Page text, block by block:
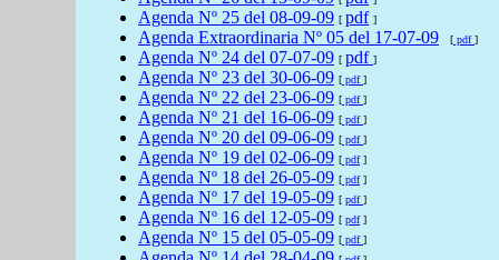
Agenda Nº 25 del 08-09-09 [ pdf ]
Agenda Extraordinaria Nº 05 del 17-07-09 [ pdf]
Agenda Nº 24 del 07-07-09 [ pdf ]
Agenda Nº 23 del 30-06-09 [ pdf]
Agenda Nº 22 del 23-06-09 [ pdf]
Agenda Nº 21 del 16-06-09 [ pdf]
Agenda Nº 20 del 09-06-09 [ pdf]
Agenda Nº 19 del 02-06-09 [ pdf]
Agenda Nº 18 del 26-05-09 [ pdf]
Agenda Nº 17 del 19-05-09 [ pdf]
Agenda Nº 16 del 12-05-09 [ pdf]
Agenda Nº 15 del 05-05-09 [ pdf]